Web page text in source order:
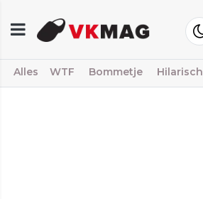
Alles WTF Bommetje Hilarisch